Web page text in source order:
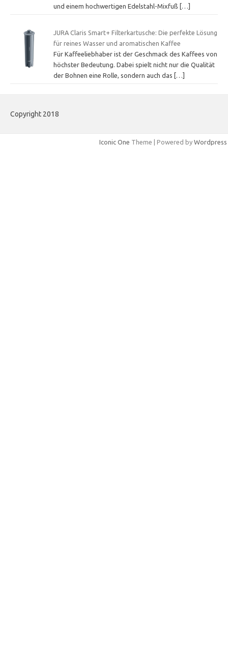
und einem hochwertigen Edelstahl-Mixfuß
[…]
JURA Claris Smart+ Filterkartusche: Die perfekte Lösung
für reines Wasser und aromatischen Kaffee
Für Kaffeeliebhaber ist der Geschmack des Kaffees von
höchster Bedeutung. Dabei spielt nicht nur die Qualität
der Bohnen eine Rolle, sondern auch das
[…]
Copyright 2018
Iconic One Theme | Powered by Wordpress